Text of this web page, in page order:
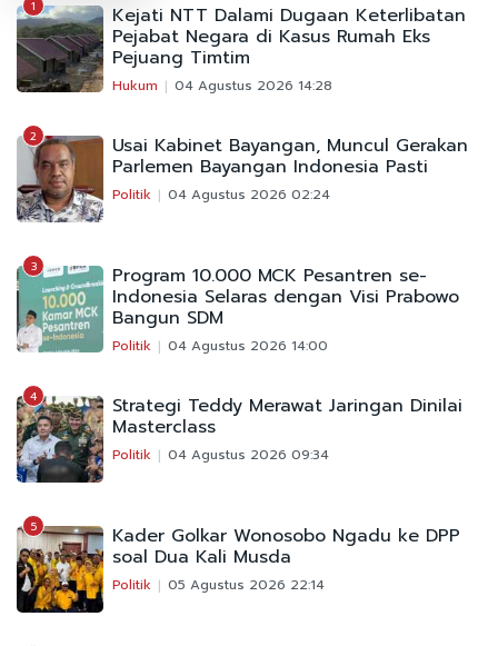
1 Kejati NTT Dalami Dugaan Keterlibatan
Pejabat Negara di Kasus Rumah Eks
Pejuang Timtim
Hukum 04 Agustus 2026 14:28
2 Usai Kabinet Bayangan, Muncul Gerakan
Parlemen Bayangan Indonesia Pasti
Politik 04 Agustus 2026 02:24
3 Program 10.000 MCK Pesantren se-
Indonesia Selaras dengan Visi Prabowo
Bangun SDM
Politik 04 Agustus 2026 14:00
4 Strategi Teddy Merawat Jaringan Dinilai
Masterclass
Politik 04 Agustus 2026 09:34
5 Kader Golkar Wonosobo Ngadu ke DPP
soal Dua Kali Musda
Politik 05 Agustus 2026 22:14